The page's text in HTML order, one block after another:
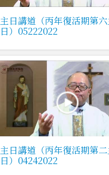
主日講道（丙年復活期第六
日）05222022
主日講道（丙年復活期第二
日）04242022